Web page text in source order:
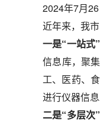
2024年7月
近年来，我
一是“一站式
信息库，聚
工、医药、
进行仪器信
二是“多层次